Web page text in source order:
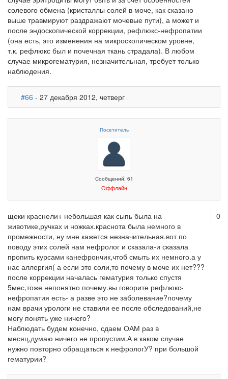
солевого обмена (кристаллы солей в моче, как сказано
выше травмируют раздражают мочевые пути), а может и
после эндоскопической коррекции, рефлюкс-нефропатии
(она есть, это изменения на микроскопическом уровне,
т.к. рефлюкс был и почечная ткань страдала). В любом
случае микрогематурия, незначительная, требует только
наблюдения.
#66 - 27 декабря 2012, четверг
Посетитель
Сообщений: 61
Оффлайн
0
щеки краснели+ небольшая как сыпь была на
животике,ручках и ножках.краснота была немного в
промежности, ну мне кажется незначительная.вот по
поводу этих солей нам нефролог и сказала-и сказала
пропить курсами канефрончик,чтоб смыть их немного.а у
нас аллергия( а если это соли,то почему в моче их нет???
после коррекции началась гематурия только спустя
5мес,тоже непонятно почему.вы говорите рефлюкс-
нефропатия есть- а разве это не заболевание?почему
нам врачи урологи не ставили ее после обследований,не
могу понять уже ничего?
Наблюдать будем конечно, сдаем ОАМ раз в
месяц,думаю ничего не пропустим.А в каком случае
нужно повторно обращаться к нефрологУ? при большой
гематурии?